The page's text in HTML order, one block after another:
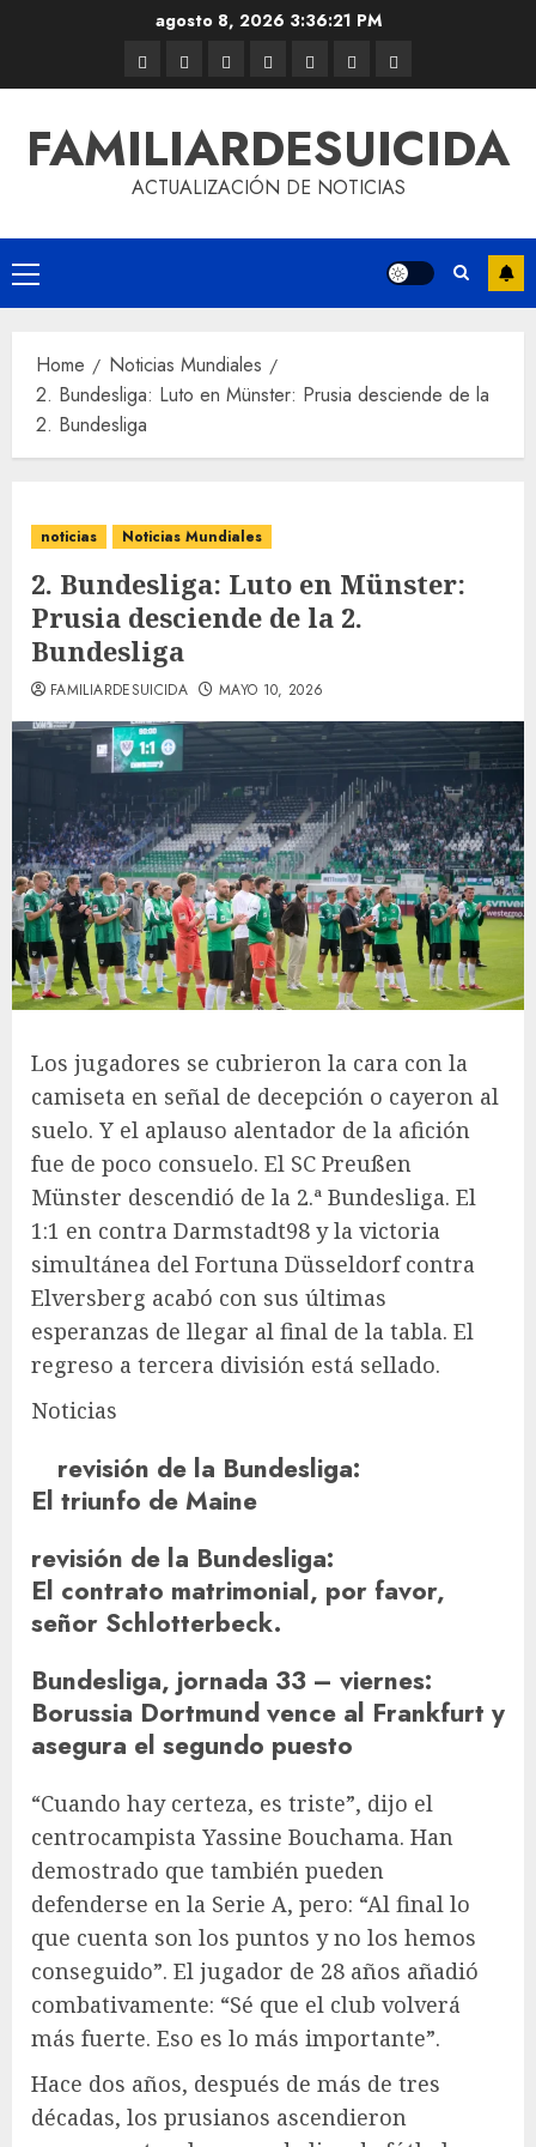
agosto 8, 2026 3:36:22 PM
FAMILIARDESUICIDA
ACTUALIZACIÓN DE NOTICIAS
Home
Noticias Mundiales
2. Bundesliga: Luto en Münster: Prusia desciende de la
2. Bundesliga
noticias Noticias Mundiales
2. Bundesliga: Luto en Münster:
Prusia desciende de la 2.
Bundesliga
FAMILIARDESUICIDA MAYO 10, 2026
Los jugadores se cubrieron la cara con la
camiseta en señal de decepción o cayeron al
suelo. Y el aplauso alentador de la afición
fue de poco consuelo. El SC Preußen
Münster descendió de la 2.ª Bundesliga. El
1:1 en contra Darmstadt98 y la victoria
simultánea del Fortuna Düsseldorf contra
Elversberg acabó con sus últimas
esperanzas de llegar al final de la tabla. El
regreso a tercera división está sellado.
Noticias
revisión de la Bundesliga:
El triunfo de Maine
revisión de la Bundesliga:
El contrato matrimonial, por favor,
señor Schlotterbeck.
Bundesliga, jornada 33 – viernes:
Borussia Dortmund vence al Frankfurt y
asegura el segundo puesto
“Cuando hay certeza, es triste”, dijo el
centrocampista Yassine Bouchama. Han
demostrado que también pueden
defenderse en la Serie A, pero: “Al final lo
que cuenta son los puntos y no los hemos
conseguido”. El jugador de 28 años añadió
combativamente: “Sé que el club volverá
más fuerte. Eso es lo más importante”.
Hace dos años, después de más de tres
décadas, los prusianos ascendieron